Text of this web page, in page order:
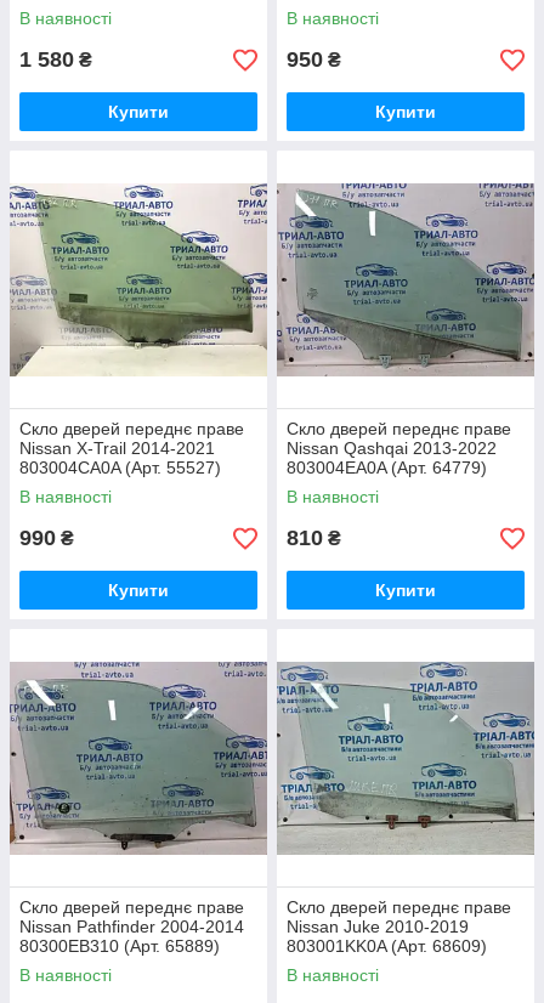
В наявності
1 580 ₴
Купити
В наявності
950 ₴
Купити
Скло дверей переднє праве
Nissan X-Trail 2014-2021
803004CA0A (Арт. 55527)
В наявності
990 ₴
Купити
Скло дверей переднє праве
Nissan Qashqai 2013-2022
803004EA0A (Арт. 64779)
В наявності
810 ₴
Купити
Скло дверей переднє праве
Nissan Pathfinder 2004-2014
80300EB310 (Арт. 65889)
В наявності
Скло дверей переднє праве
Nissan Juke 2010-2019
803001KK0A (Арт. 68609)
В наявності